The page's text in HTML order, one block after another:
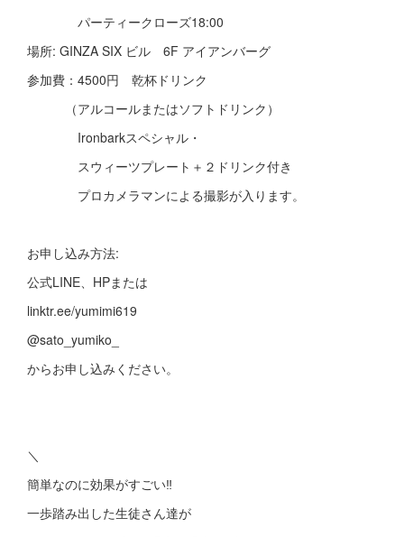
パーティークローズ18:00
場所: GINZA SIX ビル 6F アイアンバーグ
参加費：4500円 乾杯ドリンク
（アルコールまたはソフトドリンク）
Ironbarkスペシャル・
スウィーツプレート＋２ドリンク付き
プロカメラマンによる撮影が入ります。
お申し込み方法:
公式LINE、HPまたは
linktr.ee/yumimi619
@sato_yumiko_
からお申し込みください。
＼
簡単なのに効果がすごい‼︎
一歩踏み出した生徒さん達が